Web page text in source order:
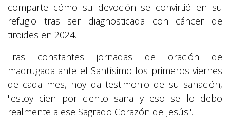
comparte cómo su devoción se convirtió en su
refugio tras ser diagnosticada con cáncer de
tiroides en 2024.
Tras constantes jornadas de oración de
madrugada ante el Santísimo los primeros viernes
de cada mes, hoy da testimonio de su sanación,
"estoy cien por ciento sana y eso se lo debo
realmente a ese Sagrado Corazón de Jesús".